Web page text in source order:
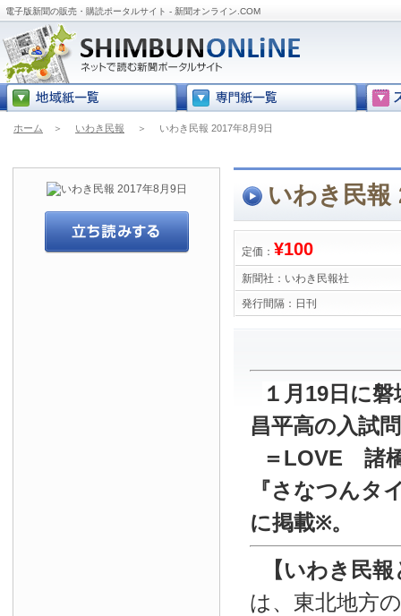
電子版新聞の販売・購読ポータルサイト - 新聞オンライン.COM
ホーム ＞ いわき民報 ＞ いわき民報 2017年8月9日
いわき民報
定価： ¥100
新聞社： いわき民報社
発行間隔： 日刊
１月19日に
昌平高の入試
＝LOVE 諸
『さなつんタ
に掲載※。
【いわき民
は、東北地方